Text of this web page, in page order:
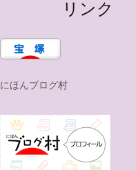
リンク
にほんブログ村